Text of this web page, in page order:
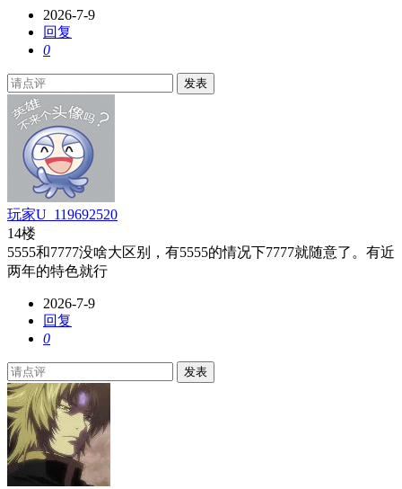
2026-7-9
回复
0
发表
玩家U_119692520
14楼
5555和7777没啥大区别，有5555的情况下7777就随意了。有近
两年的特色就行
2026-7-9
回复
0
发表